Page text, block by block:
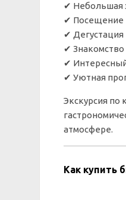
✔ Небольшая
✔ Посещение
✔
✔
✔
✔ Уютная
Экскурсия по
атмосфере.
Как купить